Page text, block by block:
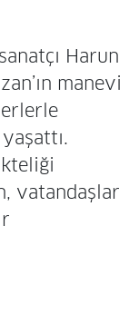
Harun
manevi
vatandaşlar